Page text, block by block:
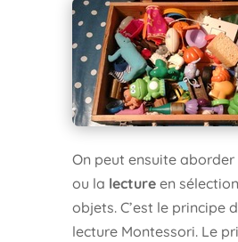
On peut ensuite aborder
ou la lectureen
objets. C’est le principe
lecture Montessori. Le